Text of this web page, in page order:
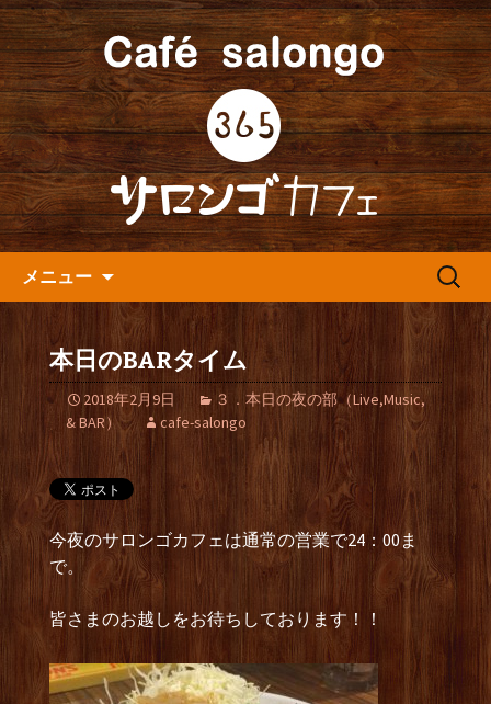
人形町の『365(サロンゴ)カフ
ェ』よりお知らせ
人形町の音楽カフェ『365カフェ』より
最新情報をお届けします。
メニュー
検
本日のBARタイム
2018年2月9日
３．本日の夜の部（Live,Music,
& BAR）
cafe-salongo
今夜のサロンゴカフェは通常の営業で24：00ま
で。
皆さまのお越しをお待ちしております！！